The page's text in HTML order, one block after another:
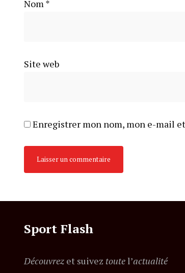
Nom*
Site web
Enregistrer mon nom, mon e-mail
Sport Flash
Découvrez et suivez toutel’actualité